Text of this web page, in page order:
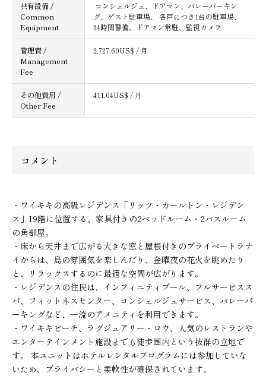
共有設備 /
Common
Equipment
コンシェルジュ、ドアマン、バレーパーキン
グ、ゲスト駐車場、 各戸につき1台の駐車場、
24時間警備、ドアマン常駐、監視カメラ
管理費 /
Management
Fee
2,727.60US$ / 月
その他費用 /
Other Fee
411.04US$ / 月
コメント
・ワイキキの高級レジデンス「リッツ・カールトン・レジデン
ス」19階に位置する、家具付きの2ベッドルーム・2バスルーム
の角部屋。
・床から天井まで広がる大きな窓と屋根付きのプライベートラナ
イからは、島の雰囲気を楽しんだり、金曜夜の花火を眺めたり
と、リラックスするのに最適な空間が広がります。
・レジデンスの住民は、インフィニティプール、フルサービスス
パ、フィットネスセンター、コンシェルジュサービス、バレーパ
ーキングなど、一流のアメニティを利用できます。
・ワイキキビーチ、ラグジュアリー・ロウ、人気のレストランや
エンターテインメント施設までも徒歩圏内という抜群の立地で
す。 本ユニットはホテルレンタルプログラムには参加していな
いため、プライバシーと柔軟性が確保されています。